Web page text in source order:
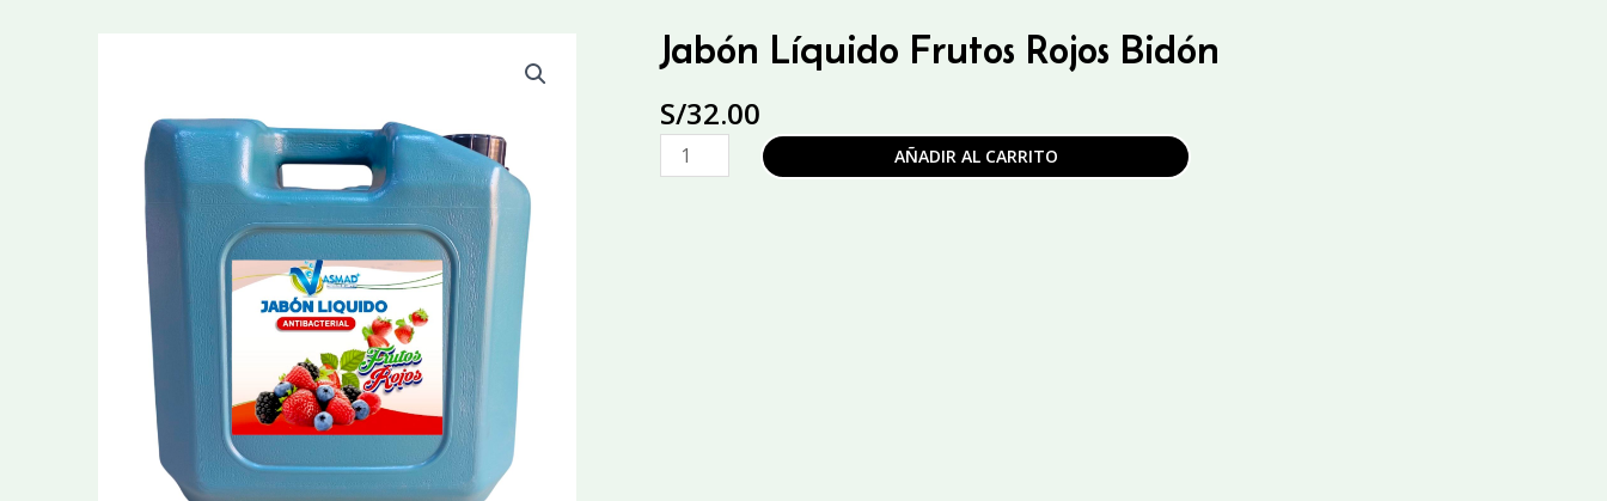
Jabón Líquido Frutos Rojos Bidón
S/32.00
Jabón
Líquido
AÑADIR AL CARRITO